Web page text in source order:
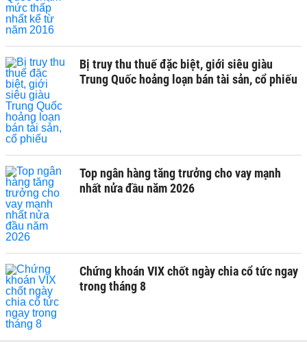
Bị truy thu thuế đặc biệt, giới siêu giàu
Trung Quốc hoảng loạn bán tài sản, cổ phiếu
Top ngân hàng tăng trưởng cho vay mạnh
nhất nửa đầu năm 2026
Chứng khoán VIX chốt ngày chia cổ tức ngay
trong tháng 8